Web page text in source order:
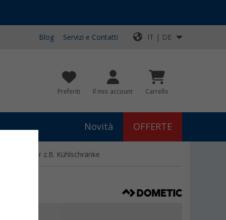
Blog Servizi e Contatti IT | DE
Preferiti Il mio account Carrello
Novità OFFERTE
für z.B. Kühlschränke